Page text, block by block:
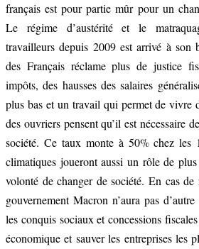
français est pour partie mûr pour un
Le régime d’austérité et le
travailleurs depuis 2009 est arrivé à son
des Français réclame plus de justice
impôts, des hausses des salaires
plus bas et un travail qui permet de vivre
des ouvriers pensent qu’il est nécessaire
société. Ce taux monte à 50% chez les
climatiques joueront aussi un rôle de
volonté de changer de société. En cas de
gouvernement Macron n’aura pas
les conquis sociaux et concessions
économique et sauver les entreprises les